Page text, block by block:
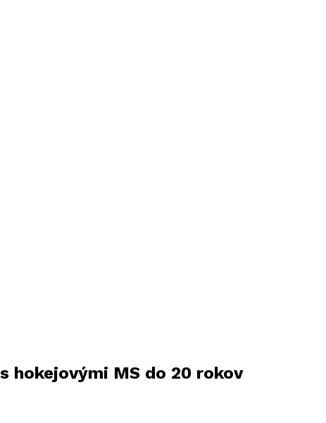
hokejovými MS do 20 rokov